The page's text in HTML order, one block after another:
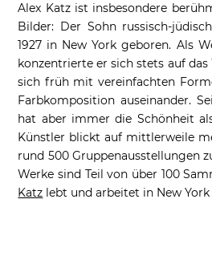
Alex Katz ist insbesondere
Bilder: Der Sohn russisch-
1927 in New York geboren. Als
konzentrierte er sich stets auf
sich früh mit vereinfachten
Farbkomposition auseinander.
hat aber immer die Schönheit
Künstler blickt auf mittlerweile
rund 500 Gruppenausstellungen
Werke sind Teil von über 100
Katz lebt und arbeitet in New York